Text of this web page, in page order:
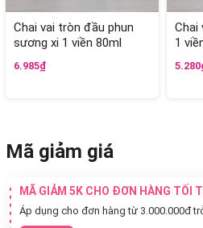
Chai vai tròn đầu phun
sương xi 1 viền 80ml
6.985₫
Chai
1
Mã giảm giá
MÃ GIẢM 5K CHO ĐƠN HÀNG TỐI
Áp dụng cho đơn hàng từ 3.000.000đ